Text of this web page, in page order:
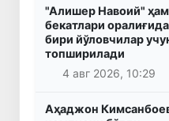
"Алишер Навоий"
бекатлари
бири йўловчилар
топширилади
4 авг 2026, 10:29
Аҳаджон